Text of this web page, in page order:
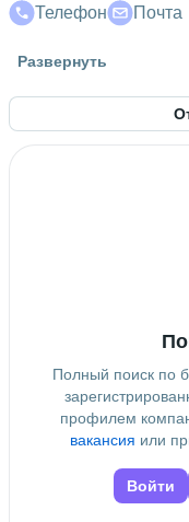
Телефон Почта
Гражданство
Развернуть
Полный поиск по
профилем
вакансия или
Войти